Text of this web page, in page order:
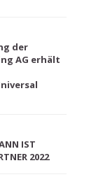
der
AG erhält
IST
2022